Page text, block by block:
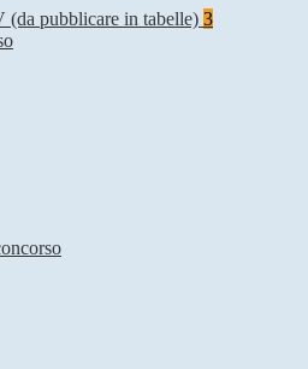
(da pubblicare in tabelle) 3